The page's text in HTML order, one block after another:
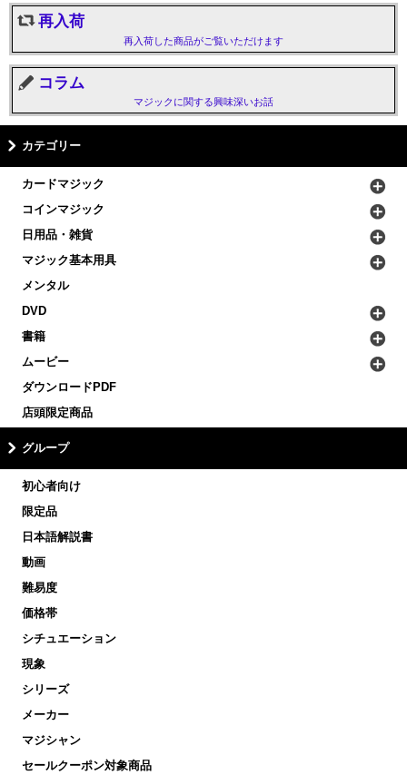
再入荷
再入荷した商品がご覧いただけます
コラム
マジックに関する興味深いお話
カテゴリー
カードマジック
コインマジック
日用品・雑貨
マジック基本用具
メンタル
DVD
書籍
ムービー
ダウンロードPDF
店頭限定商品
グループ
初心者向け
限定品
日本語解説書
動画
難易度
価格帯
シチュエーション
現象
シリーズ
メーカー
マジシャン
セールクーポン対象商品